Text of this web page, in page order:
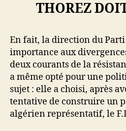
THOREZ
En fait, la direction du
importance aux
deux courants de la
a même opté pour une
sujet : elle a choisi, après
tentative de construire un
algérien représentatif, le